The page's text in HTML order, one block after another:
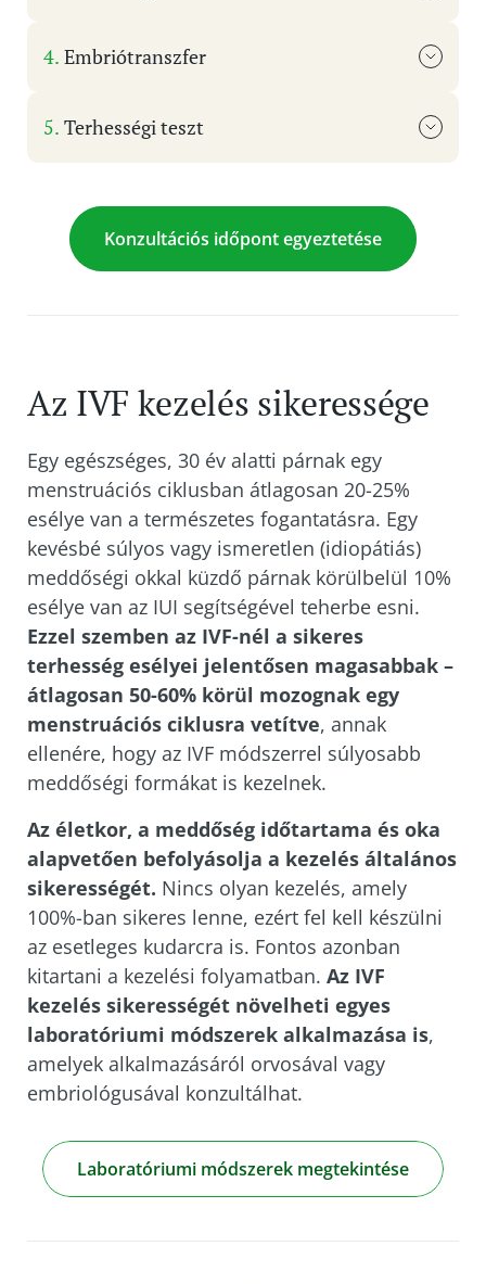
Embriótranszfer
Terhességi teszt
Konzultációs időpont egyeztetése
Az IVF kezelés sikeressége
Egy egészséges, 30 év alatti párnak egy
menstruációs ciklusban átlagosan 20-25%
esélye van a természetes fogantatásra. Egy
kevésbé súlyos vagy ismeretlen (idiopátiás)
meddőségi okkal küzdő párnak körülbelül 10%
esélye van az IUI segítségével teherbe esni.
Ezzel szemben az IVF-nél a sikeres
terhesség esélyei jelentősen magasabbak –
átlagosan 50-60% körül mozognak egy
menstruációs ciklusra vetítve, annak
ellenére, hogy az IVF módszerrel súlyosabb
meddőségi formákat is kezelnek.
Az életkor, a meddőség időtartama és oka
alapvetően befolyásolja a kezelés általános
sikerességét. Nincs olyan kezelés, amely
100%-ban sikeres lenne, ezért fel kell készülni
az esetleges kudarcra is. Fontos azonban
kitartani a kezelési folyamatban. Az IVF
kezelés sikerességét növelheti egyes
laboratóriumi módszerek alkalmazása is,
amelyek alkalmazásáról orvosával vagy
embriológusával konzultálhat.
Laboratóriumi módszerek megtekintése